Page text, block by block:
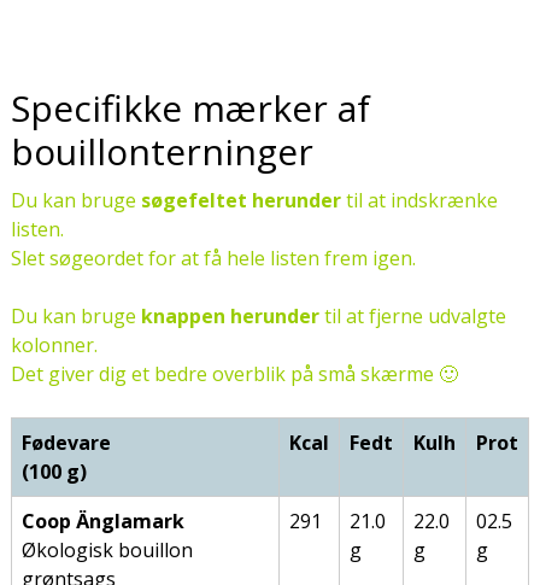
Specifikke mærker af
bouillonterninger
Du kan bruge søgefeltet herundertil at indskrænke
listen.
Slet søgeordet for at få hele listen frem igen.
Du kan bruge knappen herundertil at fjerne udvalgte
kolonner.
Det giver dig et bedre overblik på små skærme 🙂
Fødevare
(100 g)
Kcal Fedt Kulh Prot
Coop Änglamark
Økologisk bouillon
grøntsags
291
21.0
g
22.0
g
02.5
g